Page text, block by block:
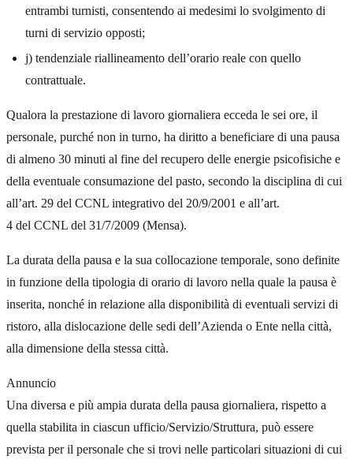
entrambi turnisti, consentendo ai medesimi lo svolgimento di
turni di servizio opposti;
j) tendenziale riallineamento dell’orario reale con quello
contrattuale.
Qualora la prestazione di lavoro giornaliera ecceda le sei ore, il
personale, purché non in turno, ha diritto a beneficiare di una pausa
di almeno 30 minuti al fine del recupero delle energie psicofisiche e
della eventuale consumazione del pasto, secondo la disciplina di cui
all’art. 29 del CCNL integrativo del 20/9/2001 e all’art.
4 del CCNL del 31/7/2009 (Mensa).
La durata della pausa e la sua collocazione temporale, sono definite
in funzione della tipologia di orario di lavoro nella quale la pausa è
inserita, nonché in relazione alla disponibilità di eventuali servizi di
ristoro, alla dislocazione delle sedi dell’Azienda o Ente nella città,
alla dimensione della stessa città.
Annuncio
Una diversa e più ampia durata della pausa giornaliera, rispetto a
quella stabilita in ciascun ufficio/Servizio/Struttura, può essere
prevista per il personale che si trovi nelle particolari situazioni di cui